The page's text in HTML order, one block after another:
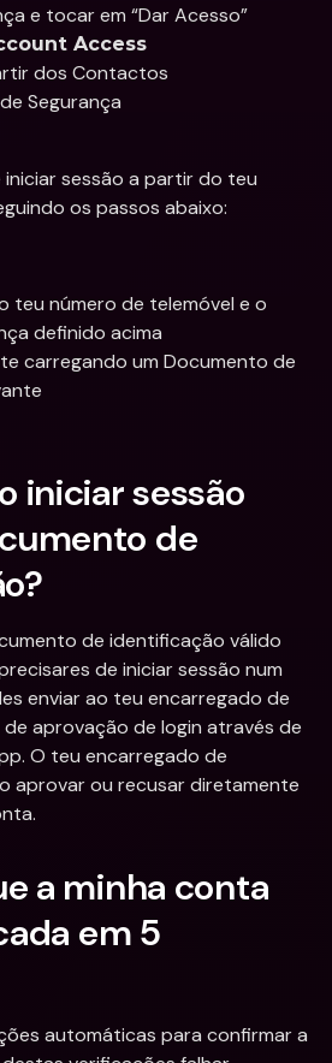
e tocar em “Dar Acesso”
Access
dos Contactos
Segurança
sessão a partir do teu
os passos abaixo:
teu número de telemóvel e o
definido acima
carregando um Documento de
iniciar sessão
de
de identificação válido
de iniciar sessão num
enviar ao teu encarregado de
aprovação de login através de
O teu encarregado de
aprovar ou recusar diretamente
a minha conta
em 5
automáticas para confirmar a